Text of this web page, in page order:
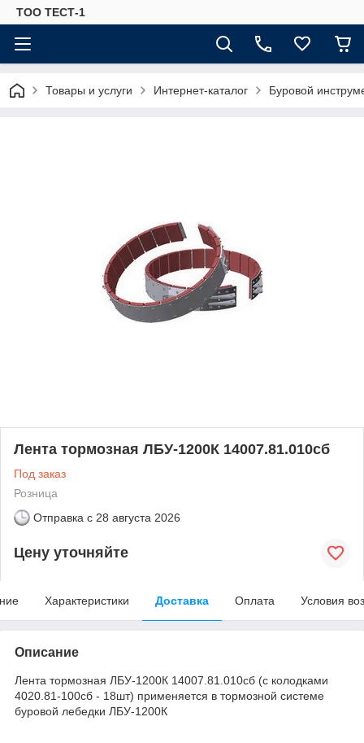
ТОО ТЕСТ-1
Товары и услуги Интернет-каталог Буровой
Лента тормозная ЛБУ-1200К 14007.81.010сб
Под заказ
Розница
Отправка с 28 августа 2026
Цену уточняйте
Характеристики Доставка Оплата Условия
Описание
Лента тормозная ЛБУ-1200К 14007.81.010сб (с колодками
4020.81-100сб - 18шт) применяется в тормозной системе
буровой лебедки ЛБУ-1200К